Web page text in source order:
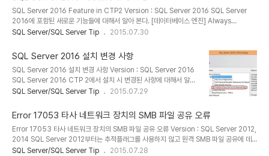
고 효율적이다. (속도가 빠른편이다.) B-Tree, R-Tree, Full-Text
인덱스를 지원 테이블 락 사용으로 읽기 성능은 좋으나 빈번한 쓰기가
빈번한 경우 부적합. 트랜잭션 미지원 MyISAMpack라는 압축 옵션
제공 MyISAM에는 InnoDB의 버퍼풀과 비슷한 역할을 하는 것이 키
SQL Server 2016 Feature in CTP2 Version : SQL Server 2016 SQL Server
2016에 포함된 새로운 기능들에 대해서 알아 본다. [데이터베이스 엔진] Always
Encrypted : 보장 데이터는 항상 암호화 된다. SQL Server는 암호화된 데이터를 저장하
us/library/mt163865.aspx) 강화된 In-Memory OLTP SQL Server 2014에서의
많은 제약이 해소 되었다. (http://sqlperformance.com/2015/05/sql-server-
2016/in-memory-oltp-enhancements) 컬럼스토어 인덱스는 실시간 운영 분석을..
SQL Server/SQL Server Tip 2015.07.30
SQL Server 2016 설치 변경 사항
SQL Server 2016 설치 변경 사항 Version : SQL Server 2016
SQL Server 2016 CTP 2에서 설치 시 변경된 사항에 대해서 알아
본다. SQL Server 2016에 대한 설치방법은 이전 포스트를 참고 한
http://sqlmvp.kr/220386777927 [PolyBase 조회 서비스]
기능 선택 페이지에서 외부 데이터에 대한 PolyBase 쿼리 서비스를
선택할 수 있는 옵션이 추가 되었다. 이 기능은 표준 T-SQL문을 사용
하여 하둡 데이터 및 SQL Server 데이터를 통해 통합 질의를 할 수
있다. 외부 데이터에 대한 PolyBase 쿼리 서비스를 설치하려면 아래
SQL Server/SQL Server Tip 2015.07.29
Error 17053 타사 네트워크 장치의 SMB 파일 공유 오류
Error 17053 타사 네트워크 장치의 SMB 파일 공유 오류 Version : SQL Server 2012,
2014 SQL Server 2012부터는 추적플래그를 사용하지 않고 원격 SMB 파일 공유에 데
이터베이스를 생성하여 운용할 수 있다. SQL Server는 데이터베이스에 대한 SMB 파일 공
SQL Server/SQL Server Tip 2015.07.28